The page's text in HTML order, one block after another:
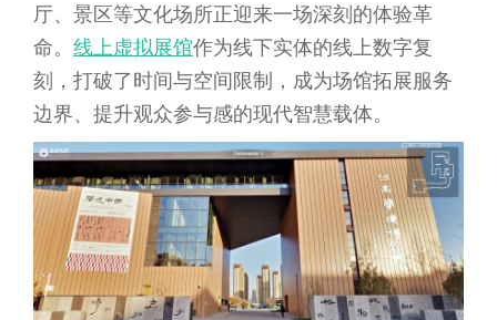
厅、景区等文化场所正迎来一场深刻的体验革
命。 线上虚拟展馆作为线下实体的线上数字复
刻，打破了时间与空间限制，成为场馆拓展服务
边界、提升观众参与感的现代智慧载体。